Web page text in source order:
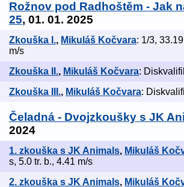
Rožnov pod Radhoštěm - Jak
25, 01. 01. 2025
Zkouška I., Mikuláš Kočvara: 1/3,
m/s
Zkouška II., Mikuláš Kočvara:
Zkouška III., Mikuláš Kočvara:
Čeladná - Dvojzkoušky s JK
2024
1. zkouška s JK Animals, Mikuláš
s, 5.0 tr. b., 4.41 m/s
2. zkouška s JK Animals, Mikuláš